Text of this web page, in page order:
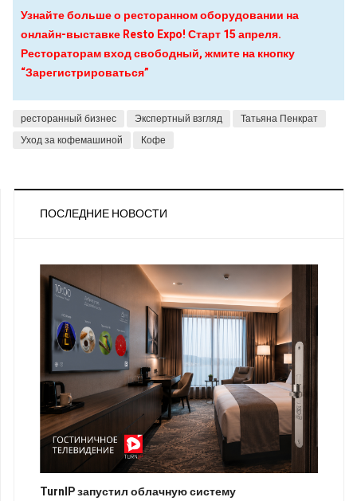
Узнайте больше о ресторанном оборудовании на
онлайн-выставке Resto Expo! Старт 15 апреля.
Рестораторам вход свободный, жмите на кнопку
“Зарегистрироваться”
ресторанный бизнес Экспертный взгляд
Татьяна Пенкрат
Уход за кофемашиной
Кофе
ПОСЛЕДНИЕ НОВОСТИ
TurnIP запустил облачную систему